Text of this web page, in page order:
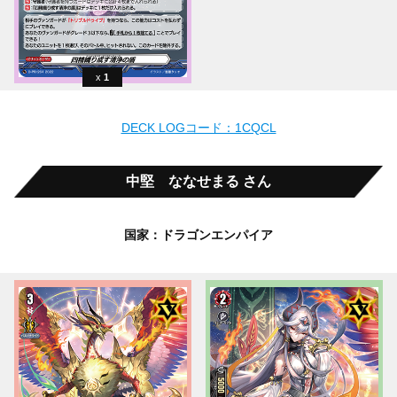
1
DECK LOGコード：1CQCL
中堅 ななせまる さん
国家：ドラゴンエンパイア